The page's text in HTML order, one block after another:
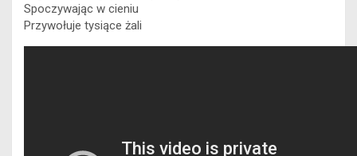
Spoczywając w cieniu
Przywołuje tysiące żali